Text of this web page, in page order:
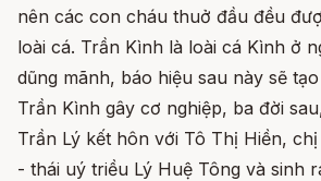
nên các con cháu thuở đầu đều
loài cá. Trần Kình là loài cá Kình ở
dũng mãnh, báo hiệu sau này sẽ
Trần Kình gây cơ nghiệp, ba đời
Trần Lý kết hôn với Tô Thị Hiền,
- thái uý triều Lý Huệ Tông và sinh